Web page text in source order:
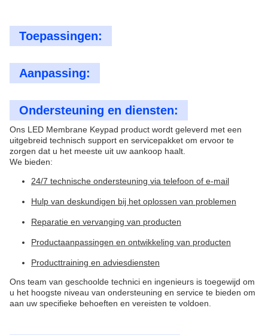
Toepassingen:
Aanpassing:
Ondersteuning en diensten:
Ons LED Membrane Keypad product wordt geleverd met een
uitgebreid technisch support en servicepakket om ervoor te
zorgen dat u het meeste uit uw aankoop haalt.
We bieden:
24/7 technische ondersteuning via telefoon of e-mail
Hulp van deskundigen bij het oplossen van problemen
Reparatie en vervanging van producten
Productaanpassingen en ontwikkeling van producten
Producttraining en adviesdiensten
Ons team van geschoolde technici en ingenieurs is toegewijd om
u het hoogste niveau van ondersteuning en service te bieden om
aan uw specifieke behoeften en vereisten te voldoen.